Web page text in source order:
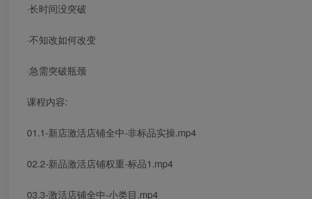
·长时间没突破
·不知改如何改变
·急需突破瓶颈
课程内容:
01.1-新店激活店铺全中-非标品实操.mp4
02.2-新品激活店铺权重-标品1.mp4
03.3-激活店铺全中-小类目.mp4